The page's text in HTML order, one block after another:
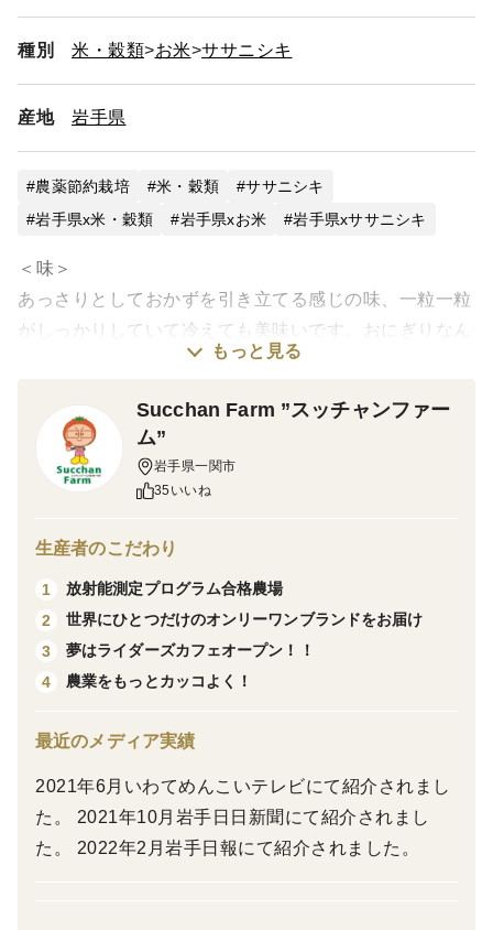
種別 米・穀類 お米 ササニシキ
産地 岩手県
農薬節約栽培 米・穀類
ササニシキ
岩手県x米・穀類
岩手県xお米 岩手県xササニシキ
＜味＞
あっさりとしておかずを引き立てる感じの味、一粒一粒
がしっかりしていて冷えても美味いです。おにぎりなん
かサイコーです！寿司屋さん御用達のお米です。
＜栽培のこだわり＞
今ではすっかり栽培する方が減ってきました。寒さに弱
く栽培も難しいですが、この味、食感が好きで育ててい
ちのエサとなる循環型農業で育ちました。
＜産地の特徴＞
四国と同じ面積と言われる広大な面積の岩手県。その一
番南にあるのが一関市花泉町です。一年を通して比較的
然豊かな環境です。
＜品種など＞
こだわりのササニシキ
一関市のふるさと納税の御礼品としても登録されてま
もっと見る
Succhan Farm ”スッチャンファー
ム”
岩手県一関市
35いいね
生産者のこだわり
1
放射能測定プログラム合格農場
2
世界にひとつだけのオンリーワンブランドをお届け
3
夢はライダーズカフェオープン！！
4
農業をもっとカッコよく！
最近のメディア実績
2021年6月いわてめんこいテレビにて紹介されまし
た。 2021年10月岩手日日新聞にて紹介されまし
た。 2022年2月岩手日報にて紹介されました。